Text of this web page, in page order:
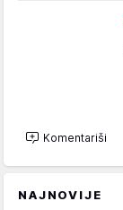
Komentariši
NAJNOVIJE